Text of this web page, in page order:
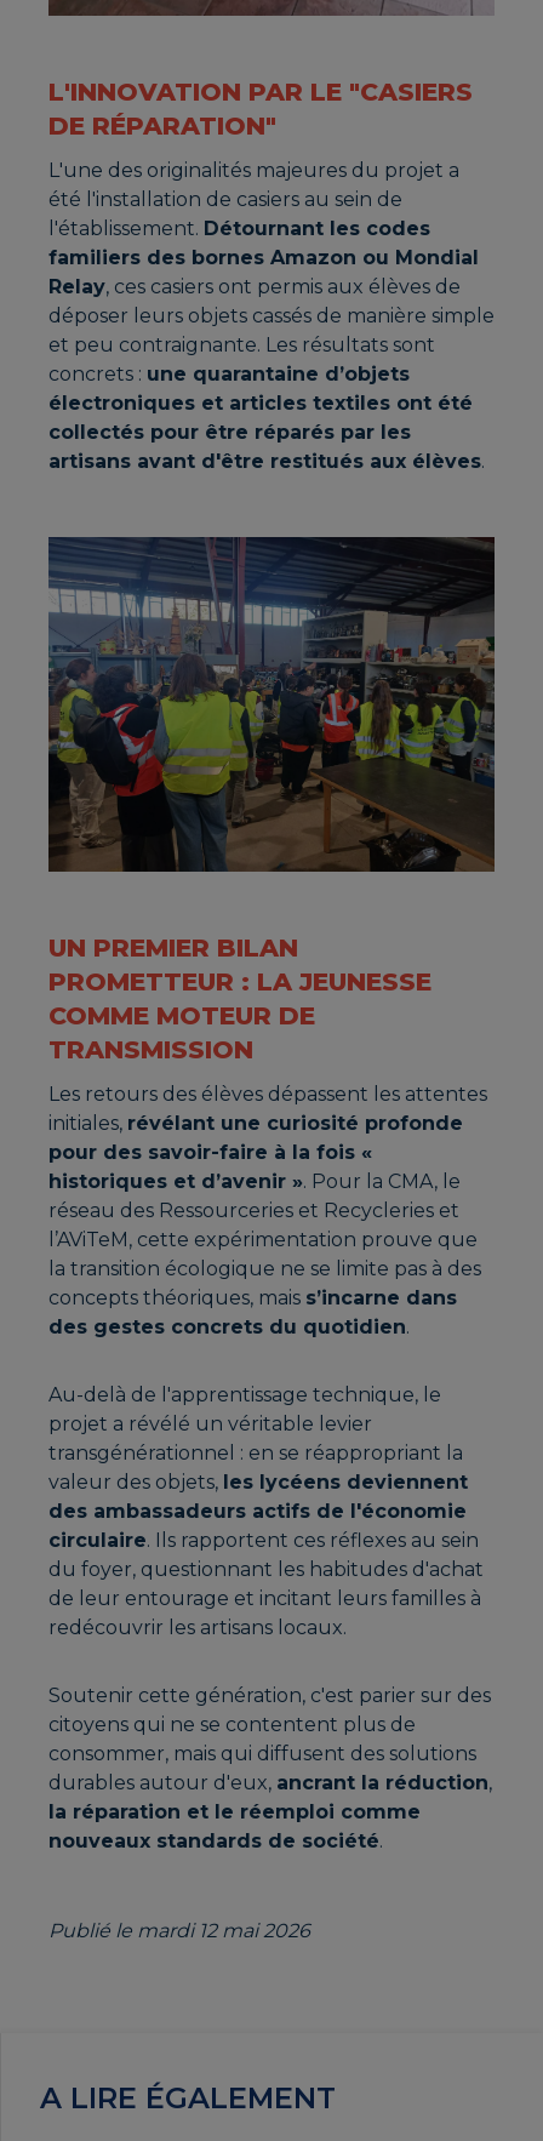
L'INNOVATION PAR LE "CASIERS
DE RÉPARATION"
L'une des originalités majeures du projet a
été l'installation de casiers au sein de
l'établissement. Détournant les codes
familiers des bornes Amazon ou Mondial
Relay, ces casiers ont permis aux élèves de
déposer leurs objets cassés de manière simple
et peu contraignante. Les résultats sont
concrets : une quarantaine d’objets
électroniques et articles textiles ont été
collectés pour être réparés par les
artisans avant d'être restitués aux élèves.
UN PREMIER BILAN
PROMETTEUR : LA JEUNESSE
COMME MOTEUR DE
TRANSMISSION
Les retours des élèves dépassent les attentes
initiales, révélant une curiosité profonde
pour des savoir-faire à la fois «
historiques et d’avenir ». Pour la CMA, le
réseau des Ressourceries et Recycleries et
l’AViTeM, cette expérimentation prouve que
la transition écologique ne se limite pas à des
concepts théoriques, mais s’incarne dans
des gestes concrets du quotidien.
Au-delà de l'apprentissage technique, le
projet a révélé un véritable levier
transgénérationnel : en se réappropriant la
valeur des objets, les lycéens deviennent
des ambassadeurs actifs de l'économie
circulaire. Ils rapportent ces réflexes au sein
du foyer, questionnant les habitudes d'achat
de leur entourage et incitant leurs familles à
redécouvrir les artisans locaux.
Soutenir cette génération, c'est parier sur des
citoyens qui ne se contentent plus de
consommer, mais qui diffusent des solutions
durables autour d'eux, ancrant la réduction,
la réparation et le réemploi comme
nouveaux standards de société.
Publié le mardi 12 mai 2026
A LIRE ÉGALEMENT